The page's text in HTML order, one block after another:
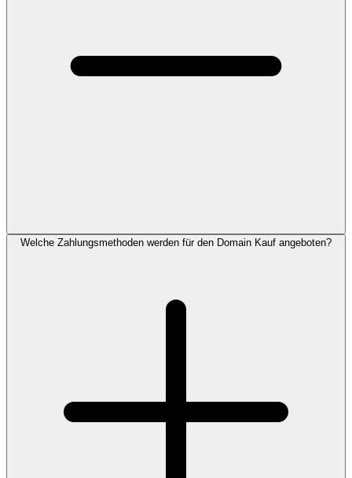
Welche Zahlungsmethoden werden für den Domain Kauf angeboten?